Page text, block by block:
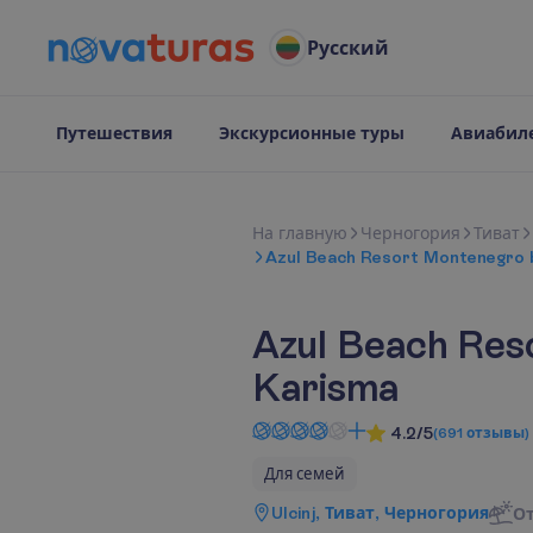
Русский
Путешествия Экскурсионные туры
На главную Черногория Тиват
Azul Beach Resort Montenegro
Azul Beach
Karisma
4.2/5(691 отзывы)
Для семей
Ulcinj, Тиват, Черногория